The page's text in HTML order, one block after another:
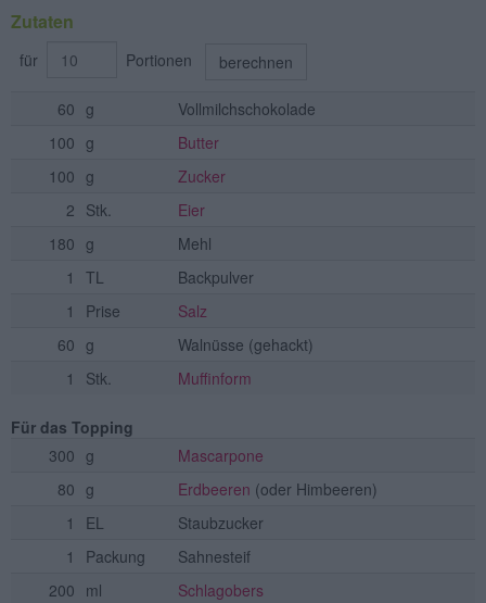
Zutaten
für Portionen berechnen
60 g
Vollmilchschokolade
100 g
Butter
100 g
Zucker
2 Stk.
Eier
180 g
Mehl
1
TL
Backpulver
1
Prise
Salz
60 g Walnüsse (gehackt)
1
Stk. Muffinform
Für das Topping
300 g
Mascarpone
80 g Erdbeeren (oder Himbeeren)
1
EL
Staubzucker
1
Packung
Sahnesteif
200 ml
Schlagobers